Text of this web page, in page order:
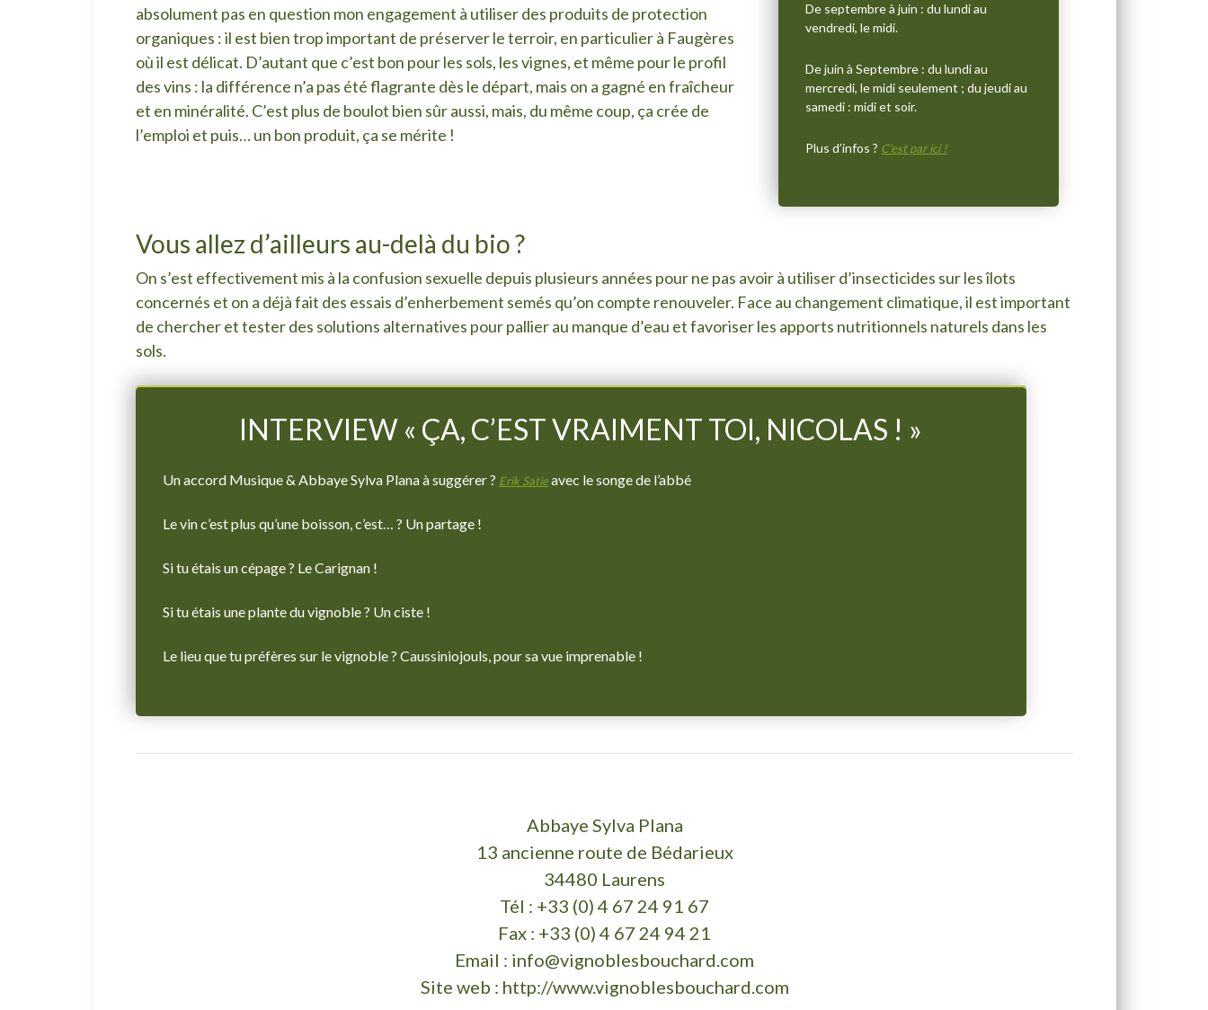
absolument pas en question mon engagement à utiliser des produits de protection
organiques : il est bien trop important de préserver le terroir, en particulier à Faugères
où il est délicat. D’autant que c’est bon pour les sols, les vignes, et même pour le profil
des vins : la différence n’a pas été flagrante dès le départ, mais on a gagné en fraîcheur
et en minéralité. C’est plus de boulot bien sûr aussi, mais, du même coup, ça crée de
l’emploi et puis… un bon produit, ça se mérite !
De septembre à juin : du lundi au
vendredi, le midi.
De juin à Septembre : du lundi au
mercredi, le midi seulement ; du jeudi au
samedi : midi et soir.
Plus d’infos ? C’est par ici !
Vous allez d’ailleurs au-delà du bio ?
On s’est effectivement mis à la confusion sexuelle depuis plusieurs années pour ne pas avoir à utiliser d’insecticides sur les îlots
concernés et on a déjà fait des essais d’enherbement semés qu’on compte renouveler. Face au changement climatique, il est important
de chercher et tester des solutions alternatives pour pallier au manque d’eau et favoriser les apports nutritionnels naturels dans les
sols.
INTERVIEW « ÇA, C’EST VRAIMENT TOI, NICOLAS ! »
Un accord Musique & Abbaye Sylva Plana à suggérer ? Erik Satieavec le songe de l’abbé
Le vin c’est plus qu’une boisson, c’est… ? Un partage !
Si tu étais un cépage ? Le Carignan !
Si tu étais une plante du vignoble ? Un ciste !
Le lieu que tu préfères sur le vignoble ? Caussiniojouls, pour sa vue imprenable !
Abbaye Sylva Plana
13 ancienne route de Bédarieux
34480 Laurens
Tél : +33 (0) 4 67 24 91 67
Fax : +33 (0) 4 67 24 94 21
Email : info@vignoblesbouchard.com
Site web : http://www.vignoblesbouchard.com